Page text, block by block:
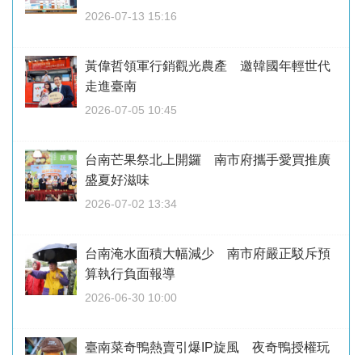
2026-07-13 15:16
黃偉哲領軍行銷觀光農產 邀韓國年輕世代
走進臺南
2026-07-05 10:45
台南芒果祭北上開鑼 南市府攜手愛買推廣
盛夏好滋味
2026-07-02 13:34
台南淹水面積大幅減少 南市府嚴正駁斥預
算執行負面報導
2026-06-30 10:00
臺南菜奇鴨熱賣引爆IP旋風 夜奇鴨授權玩